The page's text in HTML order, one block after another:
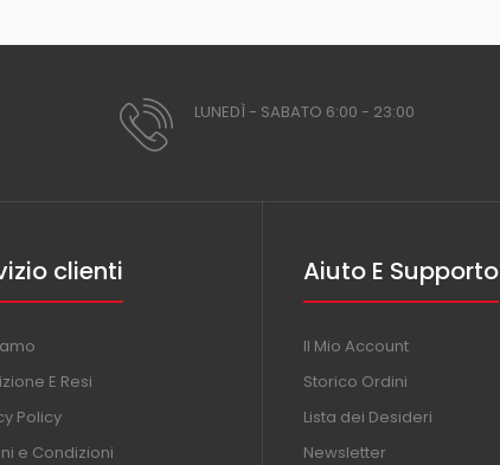
LUNEDÌ - SABATO 6:00 - 23:00
clienti
E Resi
Policy
e Condizioni
Aiuto E Supporto
Il Mio Account
Storico Ordini
Lista dei Desideri
Newsletter